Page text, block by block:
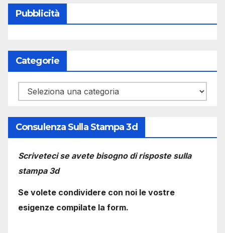
Pubblicità
Categorie
Categorie
Consulenza Sulla Stampa 3d
Scriveteci se avete bisogno di risposte sulla
stampa 3d
Se volete condividere con noi le vostre
esigenze compilate la form.